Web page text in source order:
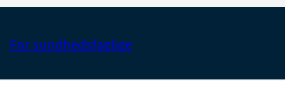
For sundhedsfaglige